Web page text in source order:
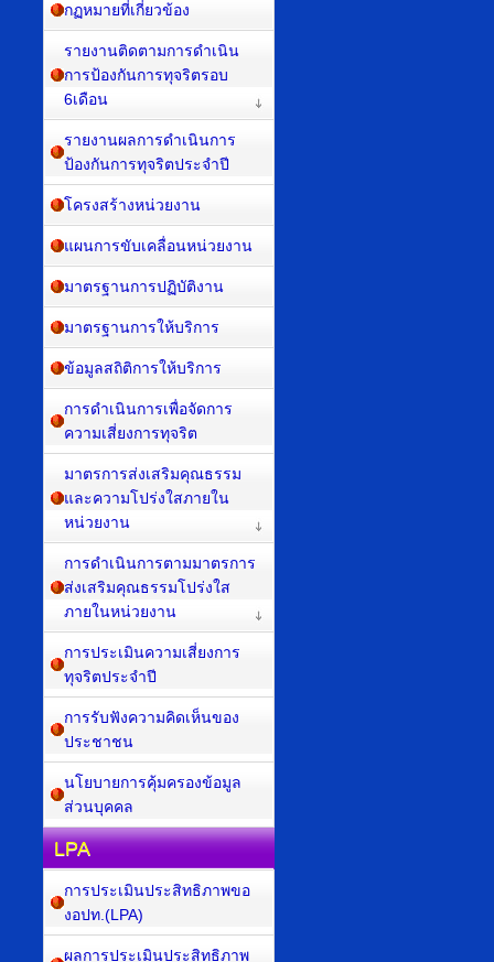
กฏหมายที่เกี่ยวข้อง
รายงานติดตามการดำเนิน
การป้องกันการทุจริตรอบ
6เดือน
รายงานผลการดำเนินการ
ป้องกันการทุจริตประจำปี
โครงสร้างหน่วยงาน
แผนการขับเคลื่อนหน่วยงาน
มาตรฐานการปฏิบัติงาน
มาตรฐานการให้บริการ
ข้อมูลสถิติการให้บริการ
การดำเนินการเพื่อจัดการ
ความเสี่ยงการทุจริต
มาตรการส่งเสริมคุณธรรม
และความโปร่งใสภายใน
หน่วยงาน
การดำเนินการตามมาตรการ
ส่งเสริมคุณธรรมโปร่งใส
ภายในหน่วยงาน
การประเมินความเสี่ยงการ
ทุจริตประจำปี
การรับฟังความคิดเห็นของ
ประชาชน
นโยบายการคุ้มครองข้อมูล
ส่วนบุคคล
LPA
การประเมินประสิทธิภาพขอ
งอปท.(LPA)
ผลการประเมินประสิทธิภาพ